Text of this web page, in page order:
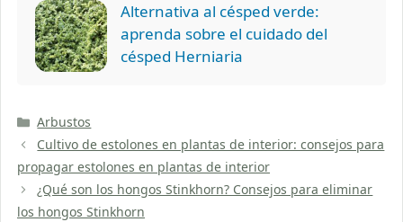
Alternativa al césped verde:
aprenda sobre el cuidado del
césped Herniaria
Categorías
Arbustos
Cultivo de estolones en plantas de interior: consejos para
propagar estolones en plantas de interior
¿Qué son los hongos Stinkhorn? Consejos para eliminar
los hongos Stinkhorn